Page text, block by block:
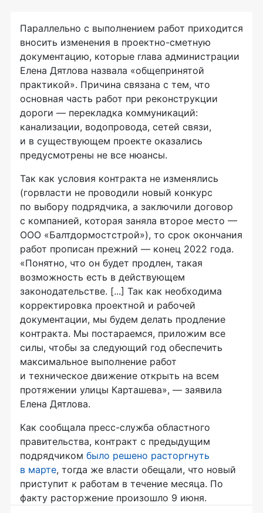
Параллельно с выполнением работ приходится
вносить изменения в проектно-сметную
документацию, которые глава администрации
Елена Дятлова назвала «общепринятой
практикой». Причина связана с тем, что
основная часть работ при реконструкции
дороги — перекладка коммуникаций:
канализации, водопровода, сетей связи,
и в существующем проекте оказались
предусмотрены не все нюансы.
Так как условия контракта не изменялись
(горвласти не проводили новый конкурс
по выбору подрядчика, а заключили договор
с компанией, которая заняла второе место —
ООО «Балтдормостстрой»), то срок окончания
работ прописан прежний — конец 2022 года.
«Понятно, что он будет продлен, такая
возможность есть в действующем
законодательстве. [...] Так как необходима
корректировка проектной и рабочей
документации, мы будем делать продление
контракта. Мы постараемся, приложим все
силы, чтобы за следующий год обеспечить
максимальное выполнение работ
и техническое движение открыть на всем
протяжении улицы Карташева», — заявила
Елена Дятлова.
Как сообщала пресс-служба областного
правительства, контракт с предыдущим
подрядчиком было решено расторгнуть
в марте, тогда же власти обещали, что новый
приступит к работам в течение месяца. По
факту расторжение произошло 9 июня.